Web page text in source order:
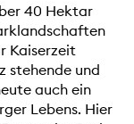
40 Hektar
Kaiserzeit
stehende und
auch ein
Lebens. Hier